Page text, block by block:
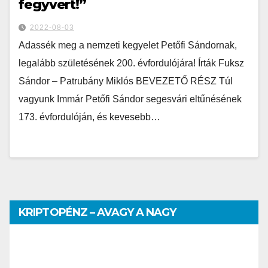
fegyvert!”
2022-08-03
Adassék meg a nemzeti kegyelet Petőfi Sándornak,
legalább születésének 200. évfordulójára! Írták Fuksz
Sándor – Patrubány Miklós BEVEZETŐ RÉSZ Túl
vagyunk Immár Petőfi Sándor segesvári eltűnésének
173. évfordulóján, és kevesebb…
KRIPTOPÉNZ – AVAGY A NAGY